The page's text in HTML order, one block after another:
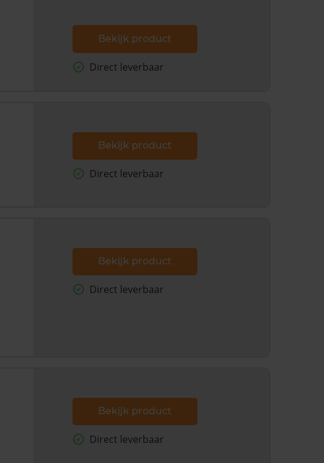
Bekijk product
Direct leverbaar
Bekijk product
Direct leverbaar
Bekijk product
Direct leverbaar
Bekijk product
Direct leverbaar